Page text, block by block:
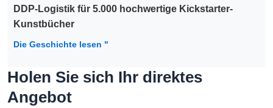
DDP-Logistik für 5.000 hochwertige Kickstarter-
Kunstbücher
Die Geschichte lesen "
Holen Sie sich Ihr direktes
Angebot